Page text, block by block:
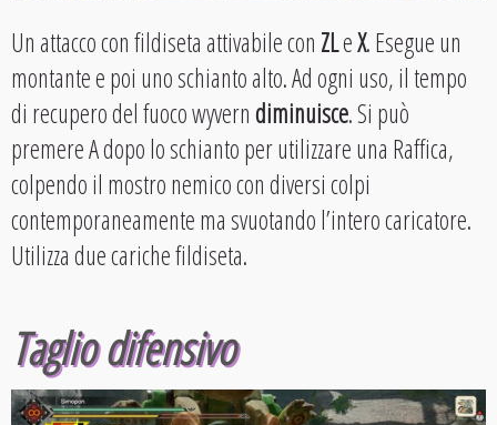
Un attacco con fildiseta attivabile con ZLeX. Esegue un
montante e poi uno schianto alto. Ad ogni uso, il tempo
di recupero del fuoco wyverndiminuisce. Si può
premere A dopo lo schianto per utilizzare una Raffica,
colpendo il mostro nemico con diversi colpi
contemporaneamente ma svuotando l’intero caricatore.
Utilizza due cariche fildiseta.
Taglio difensivo